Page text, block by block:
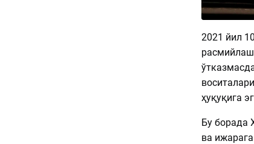
2021 йил
ҳуқуқига
Бу борада
ва